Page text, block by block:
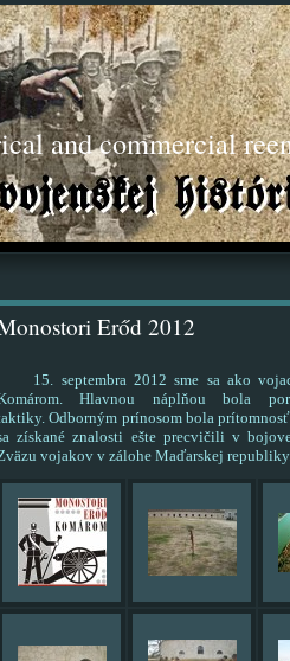
and commercial
Erőd 2012
15. septembra 2012 sme sa ako
Hlavnou náplňou bola
Odborným prínosom bola
získané znalosti ešte precvičili v
vojakov v zálohe Maďarskej